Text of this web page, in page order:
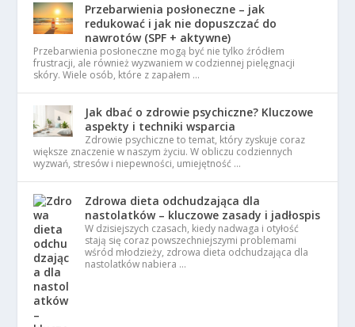
Przebarwienia posłoneczne – jak
redukować i jak nie dopuszczać do
nawrotów (SPF + aktywne)
Przebarwienia posłoneczne mogą być nie tylko źródłem
frustracji, ale również wyzwaniem w codziennej pielęgnacji
skóry. Wiele osób, które z zapałem …
Jak dbać o zdrowie psychiczne? Kluczowe
aspekty i techniki wsparcia
Zdrowie psychiczne to temat, który zyskuje coraz
większe znaczenie w naszym życiu. W obliczu codziennych
wyzwań, stresów i niepewności, umiejętność …
Zdrowa dieta odchudzająca dla
nastolatków – kluczowe zasady i jadłospis
W dzisiejszych czasach, kiedy nadwaga i otyłość
stają się coraz powszechniejszymi problemami
wśród młodzieży, zdrowa dieta odchudzająca dla
nastolatków nabiera …